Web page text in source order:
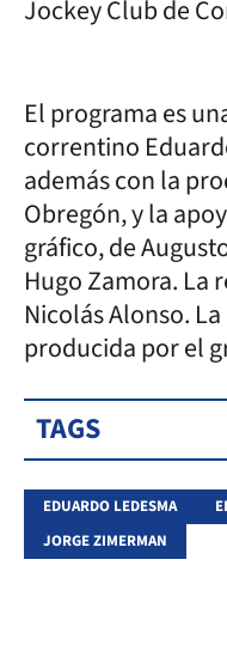
Jockey Club de
El programa es
correntino
además con la
Obregón, y la
gráfico, de
Hugo Zamora. La
Nicolás Alonso.
producida por el
TAGS
EDUARDO LEDESMA
JORGE ZIMERMAN